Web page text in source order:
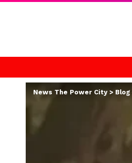
News The Power City> Blog